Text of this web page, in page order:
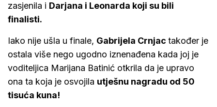
zasjenila i Darjana i Leonarda koji su bili
finalisti.
Iako nije ušla u finale, Gabrijela Crnjac također je
ostala više nego ugodno iznenađena kada joj je
voditeljica Marijana Batinić otkrila da je upravo
ona ta koja je osvojila utješnu nagradu od 50
tisuća kuna!